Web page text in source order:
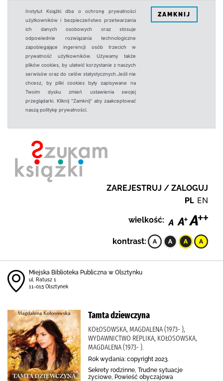
Instytut Książki dba o ochronę prywatności
użytkowników i bezpieczeństwo przetwarzania
ich danych osobowych oraz stosuje
odpowiednie rozwiązania technologiczne
zapobiegające ingerencji osób trzecich w
prywatność użytkowników. Używamy także
plików cookies, by ułatwić korzystanie z naszych
serwisów oraz do celów statystycznych.Jeśli nie
chcesz, by pliki cookies były zapisywane na
Twoim dysku zmień ustawienia swojej
przeglądarki. Kliknij "Zamknij" aby zaakceptować
naszą politykę prywatności.
ZAMKNIJ
ZAREJESTRUJ / ZALOGUJ
PL EN
wielkość:
kontrast:
Miejska Biblioteka Publiczna w Olsztynku
ul. Ratusz 1
11-015 Olsztynek
Tamta dziewczyna
KOŁOSOWSKA, MAGDALENA (1973- ),
WYDAWNICTWO REPLIKA, KOŁOSOWSKA,
MAGDALENA (1973- ).
Rok wydania: copyright 2023.
Sekrety rodzinne, Trudne sytuacje
życiowe, Powieść obyczajowa